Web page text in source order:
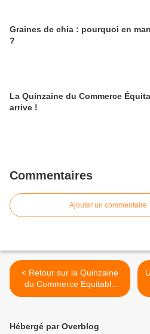
Graines de chia : pourquoi en
?
La Quinzaine du Commerce
arrive !
Commentaires
Ajouter un commentaire
< Retour sur la Quinzaine
du Commerce Equitable
2013
Hébergé par Overblog